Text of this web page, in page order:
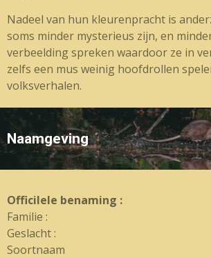
Nadeel van hun kleurenpracht is
soms minder mysterieus zijn, en
verbeelding spreken waardoor ze in
zelfs een mus weinig hoofdrollen
volksverhalen.
Naamgeving
OfficiIele benaming :
Familie :
Geslacht :
Soortnaam